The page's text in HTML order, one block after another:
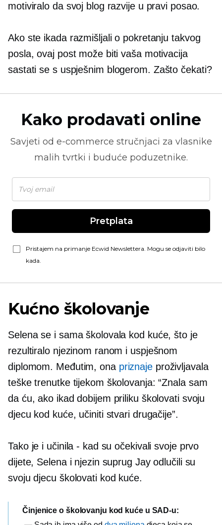
motiviralo da svoj blog razvije u pravi posao.
Ako ste ikada razmišljali o pokretanju takvog
posla, ovaj post može biti vaša motivacija
sastati se s uspješnim blogerom. Zašto čekati?
Kako prodavati online
Savjeti od e-commerce stručnjaci za vlasnike
malih tvrtki i buduće poduzetnike.
Pretplata
Pristajem na primanje Ecwid Newslettera. Mogu se odjaviti bilo
kada.
Kućno školovanje
Selena se i sama školovala kod kuće, što je
rezultiralo njezinom ranom i uspješnom
diplomom. Međutim, ona priznajeproživljavala
teške trenutke tijekom školovanja: “Znala sam
da ću, ako ikad dobijem priliku školovati svoju
djecu kod kuće, učiniti stvari drugačije”.
Tako je i učinila - kad su očekivali svoje prvo
dijete, Selena i njezin suprug Jay odlučili su
svoju djecu školovati kod kuće.
Činjenice o školovanju kod kuće u SAD-u: